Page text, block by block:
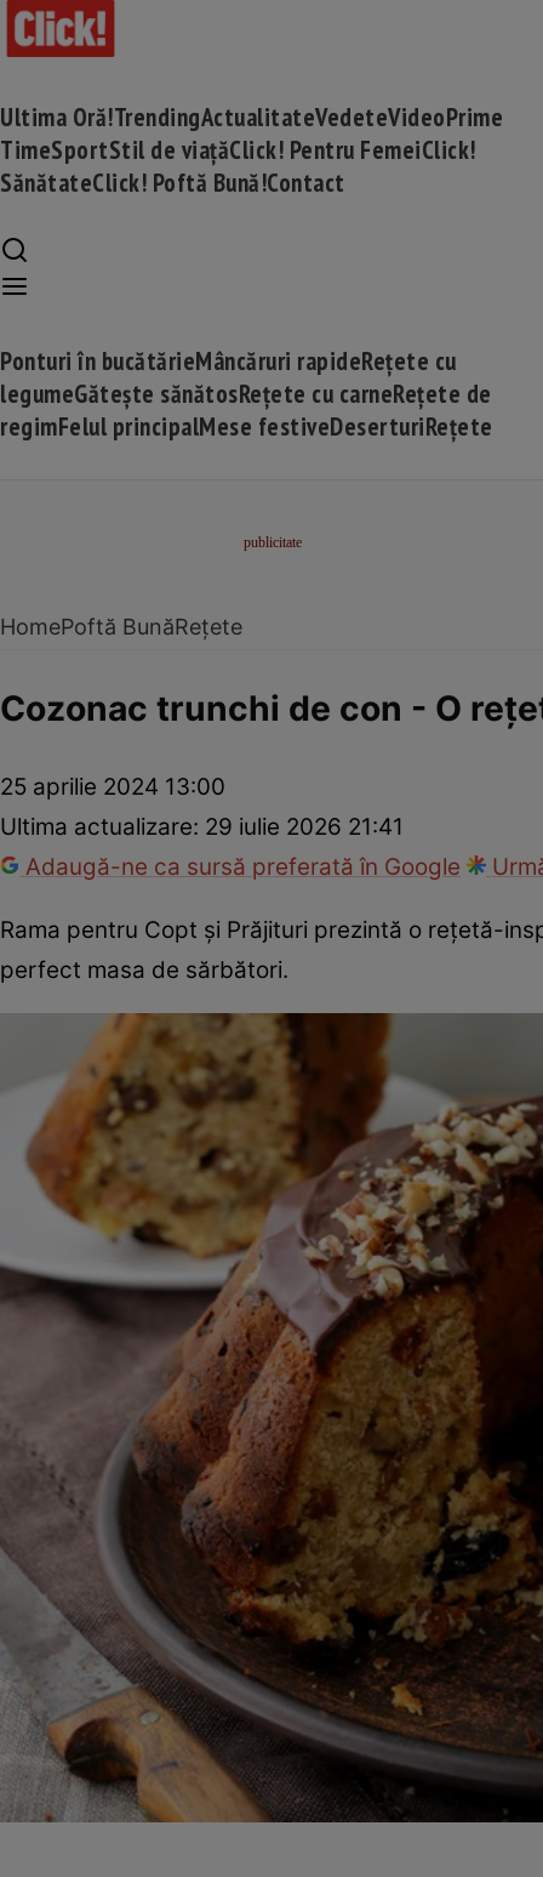
Ultima Oră!TrendingActualitateVedeteVideoPrime
TimeSportStil de viațăClick! Pentru FemeiClick!
SănătateClick! Poftă Bună!Contact
Ponturi în bucătărieMâncăruri rapideRețete cu
legumeGătește sănătosRețete cu carneRețete de
regimFelul principalMese festiveDeserturiRețete
HomePoftă BunăRețete
Cozonac trunchi de con - O
25 aprilie 2024 13:00
Ultima actualizare: 29 iulie 2026 21:41
Adaugă-ne ca sursă preferată în Google
Rama pentru Copt și Prăjituri prezintă o rețetă-
perfect masa de sărbători.